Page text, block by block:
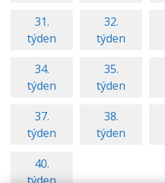
31.
týden
32.
týden
34.
týden
35.
týden
37.
týden
38.
týden
40.